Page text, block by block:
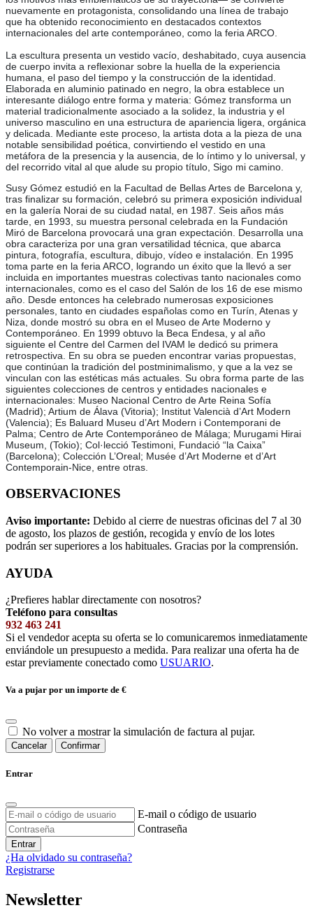
nuevamente en protagonista, consolidando una línea de trabajo
que ha obtenido reconocimiento en destacados contextos
internacionales del arte contemporáneo, como la feria ARCO.
La escultura presenta un vestido vacío, deshabitado, cuya ausencia
de cuerpo invita a reflexionar sobre la huella de la experiencia
humana, el paso del tiempo y la construcción de la identidad.
Elaborada en aluminio patinado en negro, la obra establece un
interesante diálogo entre forma y materia: Gómez transforma un
material tradicionalmente asociado a la solidez, la industria y el
universo masculino en una estructura de apariencia ligera, orgánica
y delicada. Mediante este proceso, la artista dota a la pieza de una
notable sensibilidad poética, convirtiendo el vestido en una
metáfora de la presencia y la ausencia, de lo íntimo y lo universal, y
del recorrido vital al que alude su propio título, Sigo mi camino.
Susy Gómez estudió en la Facultad de Bellas Artes de Barcelona y,
tras finalizar su formación, celebró su primera exposición individual
en la galería Norai de su ciudad natal, en 1987. Seis años más
tarde, en 1993, su muestra personal celebrada en la Fundación
Miró de Barcelona provocará una gran expectación. Desarrolla una
obra caracteriza por una gran versatilidad técnica, que abarca
pintura, fotografía, escultura, dibujo, vídeo e instalación. En 1995
toma parte en la feria ARCO, logrando un éxito que la llevó a ser
incluida en importantes muestras colectivas tanto nacionales como
internacionales, como es el caso del Salón de los 16 de ese mismo
año. Desde entonces ha celebrado numerosas exposiciones
personales, tanto en ciudades españolas como en Turín, Atenas y
Niza, donde mostró su obra en el Museo de Arte Moderno y
Contemporáneo. En 1999 obtuvo la Beca Endesa, y al año
siguiente el Centre del Carmen del IVAM le dedicó su primera
retrospectiva. En su obra se pueden encontrar varias propuestas,
que continúan la tradición del postminimalismo, y que a la vez se
vinculan con las estéticas más actuales. Su obra forma parte de las
siguientes colecciones de centros y entidades nacionales e
internacionales: Museo Nacional Centro de Arte Reina Sofía
(Madrid); Artium de Álava (Vitoria); Institut Valencià d’Art Modern
(Valencia); Es Baluard Museu d’Art Modern i Contemporani de
Palma; Centro de Arte Contemporáneo de Málaga; Murugami Hirai
Museum, (Tokio); Col·lecció Testimoni, Fundació “la Caixa”
(Barcelona); Colección L’Oreal; Musée d’Art Moderne et d’Art
Contemporain-Nice, entre otras.
OBSERVACIONES
Aviso importante: Debido al cierre de nuestras oficinas del 7 al 30
de agosto, los plazos de gestión, recogida y envío de los lotes
podrán ser superiores a los habituales. Gracias por la comprensión.
AYUDA
¿Prefieres hablar directamente con nosotros?
Teléfono para consultas
932 463 241
Si el vendedor acepta su oferta se lo comunicaremos inmediatamente
enviándole un presupuesto a medida. Para realizar una oferta ha de
estar previamente conectado como USUARIO.
Va a pujar por un importe de €
No volver a mostrar la simulación de factura al pujar.
Cancelar Confirmar
Entrar
E-mail o código de usuario
Contraseña
Entrar
¿Ha olvidado su contraseña?
Registrarse
Newsletter